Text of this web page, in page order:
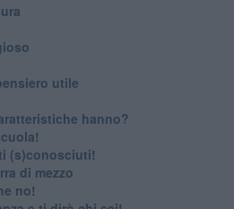
utile
hanno?
(s)conosciuti!
di mezzo
no!